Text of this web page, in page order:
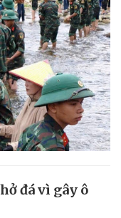
đá vì gây ô